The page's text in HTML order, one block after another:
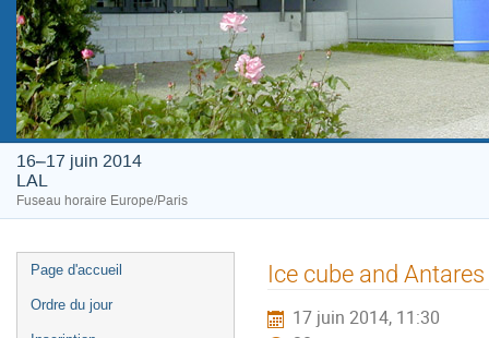
16–17 juin 2014
LAL
Fuseau horaire Europe/Paris
Menu
de
Page d'accueil
Ordre du jour
Ice cube and
17 juin 2014, 11:30